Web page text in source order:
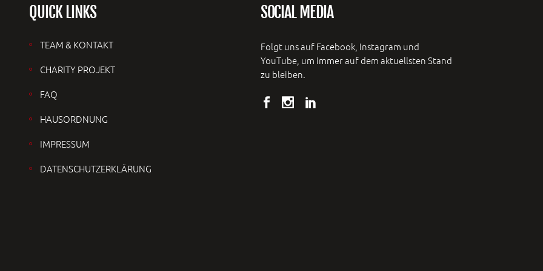
QUICK LINKS
TEAM & KONTAKT
CHARITY PROJEKT
FAQ
HAUSORDNUNG
IMPRESSUM
DATENSCHUTZERKLÄRUNG
SOCIAL MEDIA
Folgt uns auf Facebook, Instagram und
YouTube, um immer auf dem aktuellsten Stand
zu bleiben.